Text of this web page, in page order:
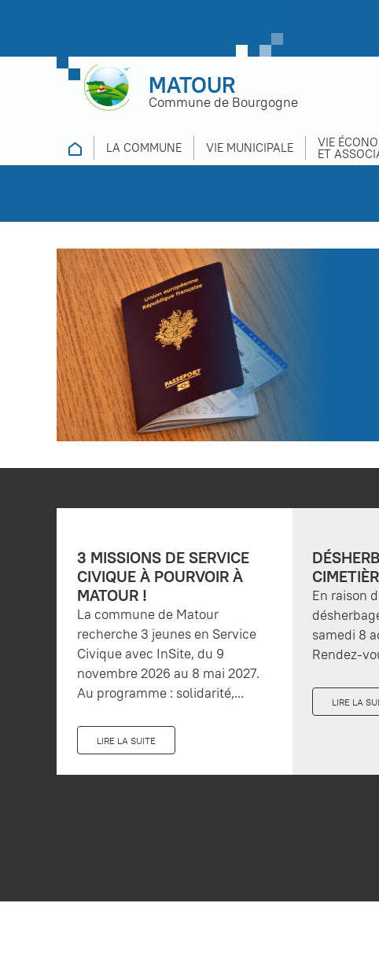
MATOUR
Commune de Bourgogne
LA COMMUNE VIE MUNICIPALE VIE
ET
3 MISSIONS DE SERVICE
CIVIQUE À POURVOIR À
MATOUR !
La commune de Matour
recherche 3 jeunes en Service
Civique avec InSite, du 9
novembre 2026 au 8 mai 2027.
Au programme : solidarité,...
LIRE LA SUITE
En raison
samedi 8
Rendez-
LIRE LA